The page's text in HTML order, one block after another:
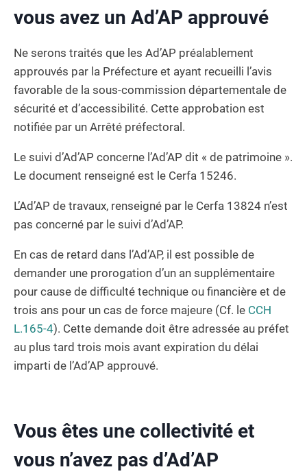
vous avez un Ad’AP approuvé
Ne serons traités que les Ad’AP préalablement
approuvés par la Préfecture et ayant recueilli l’avis
favorable de la sous-commission départementale de
sécurité et d’accessibilité. Cette approbation est
notifiée par un Arrêté préfectoral.
Le suivi d’Ad’AP concerne l’Ad’AP dit « de patrimoine ».
Le document renseigné est le Cerfa 15246.
L’Ad’AP de travaux, renseigné par le Cerfa 13824 n’est
pas concerné par le suivi d’Ad’AP.
En cas de retard dans l’Ad’AP, il est possible de
demander une prorogation d’un an supplémentaire
pour cause de difficulté technique ou financière et de
trois ans pour un cas de force majeure (Cf. le CCH
L.165-4). Cette demande doit être adressée au préfet
au plus tard trois mois avant expiration du délai
imparti de l’Ad’AP approuvé.
Vous êtes une collectivité et
vous n’avez pas d’Ad’AP